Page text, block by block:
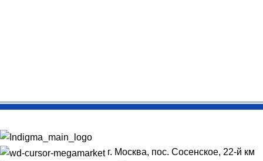
г. Москва, пос. Сосенское, 22-й км